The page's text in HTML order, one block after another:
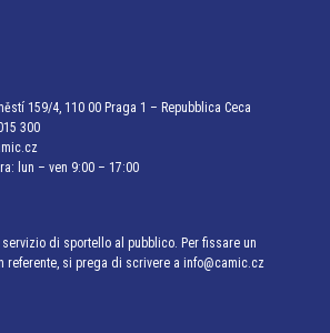
159/4, 110 00 Praga 1 – Repubblica Ceca
300
lun – ven 9:00 – 17:00
servizio di sportello al pubblico. Per fissare un
referente, si prega di scrivere a info@camic.cz